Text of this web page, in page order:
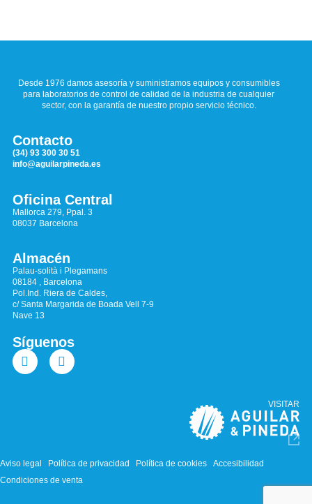
Desde 1976 damos asesoría y suministramos equipos y consumibles
para laboratorios de control de calidad de la industria de cualquier
sector, con la garantía de nuestro propio servicio técnico.
Contacto
(34) 93 300 30 51
info@aguilarpineda.es
Oficina Central
Mallorca 279, Ppal. 3
08037 Barcelona
Almacén
Palau-solità i Plegamans
08184 , Barcelona
Pol.Ind. Riera de Caldes,
c/ Santa Margarida de Boada Vell 7-9
Nave 13
Síguenos
VISITAR
Aviso legal Política de privacidad Política de cookies
Accesibilidad
Condiciones de venta